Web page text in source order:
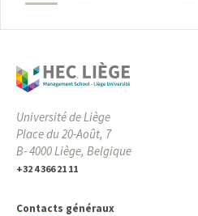
Université de Liège
Place du 20-Août, 7
B- 4000 Liège, Belgique
+32 4 366 21 11
Contacts généraux